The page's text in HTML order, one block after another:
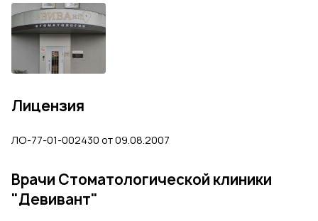
Лицензия
ЛО-77-01-002430 от 09.08.2007
Врачи Стоматологической клиники
"Девивант"